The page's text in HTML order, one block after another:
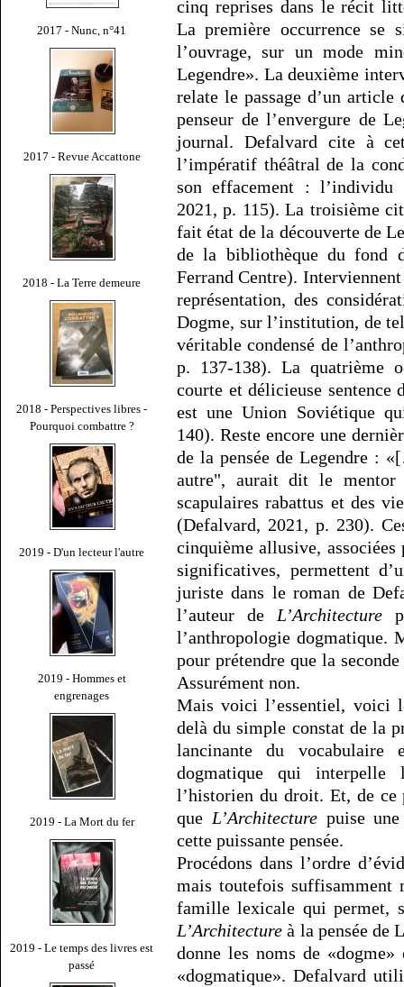
2017 - Nunc, n°41
2017 - Revue Accattone
2018 - La Terre demeure
2018 - Perspectives libres -
Pourquoi combattre ?
2019 - D'un lecteur l'autre
2019 - Hommes et
engrenages
2019 - La Mort du fer
2019 - Le temps des livres est
passé
cinq reprises dans le récit
La première occurrence
l’ouvrage, sur un mode
Legendre». La deuxième
relate le passage d’un
penseur de l’envergure de
journal. Defalvard cite à
l’impératif théâtral de la
son effacement : l’individu
2021, p. 115). La troisième
fait état de la découverte de
de la bibliothèque du fond
Ferrand Centre).
représentation, des
Dogme, sur l’institution, de
véritable condensé de
p. 137-138). La quatrième
courte et délicieuse sentence
est une Union Soviétique
140). Reste encore une
de la pensée de Legendre :
autre", aurait dit le mentor
scapulaires rabattus et des
(Defalvard, 2021, p. 230).
cinquième allusive,
significatives, permettent
juriste dans le roman de
l’auteur de L’Architecture
l’anthropologie dogmatique.
pour prétendre que la
Assurément non.
Mais voici l’essentiel, voici
delà du simple constat de la
lancinante du vocabulaire
dogmatique qui
l’historien du droit. Et, de
que L’Architecturepuise une
cette puissante pensée.
Procédons dans l’ordre
mais toutefois suffisamment
famille lexicale qui permet,
L’Architecture à la pensée de
donne les noms de
«dogmatique». Defalvard